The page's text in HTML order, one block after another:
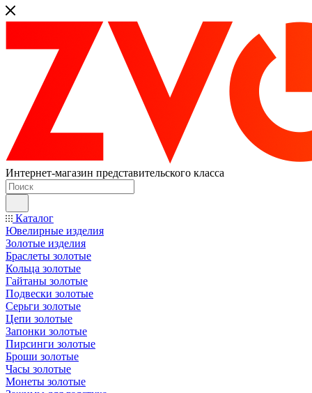
Интернет-магазин представительского класса
Каталог
Ювелирные изделия
Золотые изделия
Браслеты золотые
Кольца золотые
Гайтаны золотые
Подвески золотые
Серьги золотые
Цепи золотые
Запонки золотые
Пирсинги золотые
Броши золотые
Часы золотые
Монеты золотые